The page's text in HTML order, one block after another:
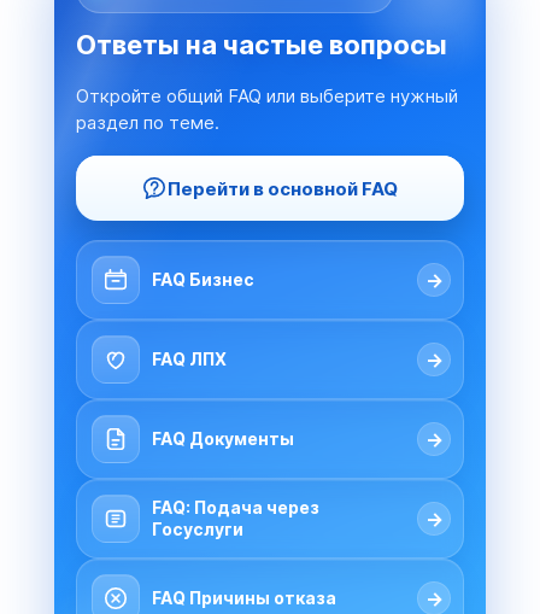
Ответы на частые вопросы
Откройте общий FAQ или выберите нужный
раздел по теме.
Перейти в основной FAQ
FAQ Бизнес →
FAQ ЛПХ →
FAQ Документы →
FAQ: Подача через
Госуслуги
→
FAQ Причины отказа →